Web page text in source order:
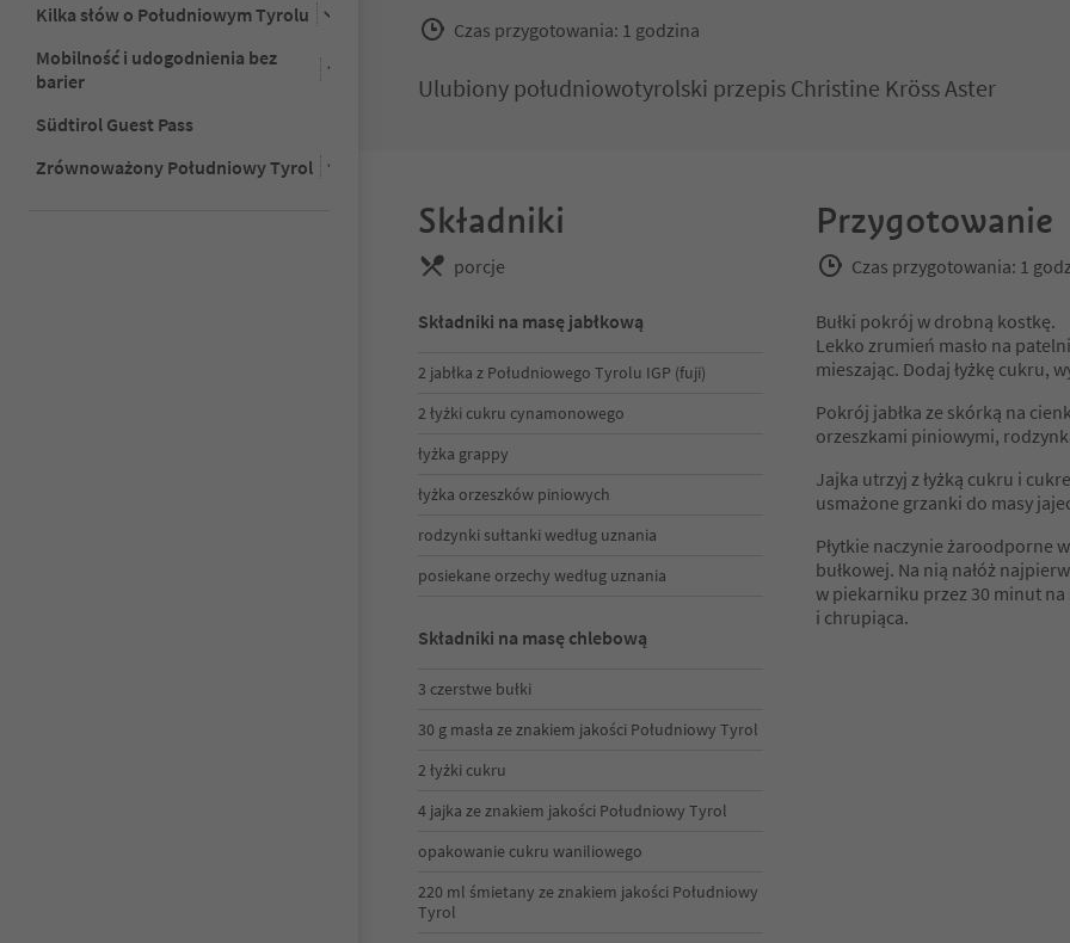
Kilka słów o Południowym Tyrolu
Mobilność i udogodnienia bez
barier
Südtirol Guest Pass
Zrównoważony Południowy Tyrol
Czas przygotowania: 1 godzina
Ulubiony południowotyrolski przepis Christine Kröss Aster
Składniki
porcje
Składniki na masę jabłkową
2 jabłka z Południowego Tyrolu IGP (fuji)
2 łyżki cukru cynamonowego
łyżka grappy
łyżka orzeszków piniowych
rodzynki sułtanki według uznania
posiekane orzechy według uznania
Składniki na masę chlebową
3 czerstwe bułki
30 g masła ze znakiem jakości Południowy Tyrol
2 łyżki cukru
4 jajka ze znakiem jakości Południowy Tyrol
opakowanie cukru waniliowego
220 ml śmietany ze znakiem jakości Południowy
Tyrol
Przygotowanie
Czas przygotowania: 1
Bułki pokrój w drobną kostkę.
Lekko zrumień masło na
mieszając. Dodaj łyżkę cukru,
Pokrój jabłka ze skórką na
orzeszkami piniowymi,
Jajka utrzyj z łyżką cukru i
usmażone grzanki do masy
Płytkie naczynie żaroodporne
bułkowej. Na nią nałóż
w piekarniku przez 30 minut
i chrupiąca.